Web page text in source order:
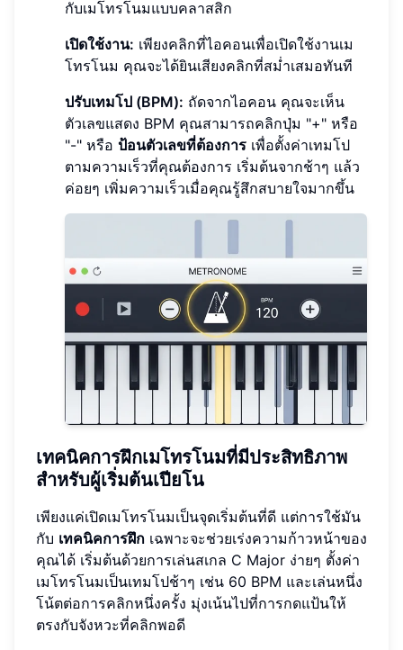
กับเมโทรโนมแบบคลาสสิก
เปิดใช้งาน: เพียงคลิกที่ไอคอนเพื่อเปิดใช้งานเม
โทรโนม คุณจะได้ยินเสียงคลิกที่สม่ำเสมอทันที
ปรับเทมโป (BPM): ถัดจากไอคอน คุณจะเห็น
ตัวเลขแสดง BPM คุณสามารถคลิกปุ่ม "+" หรือ
"-" หรือ ป้อนตัวเลขที่ต้องการ เพื่อตั้งค่าเทมโป
ตามความเร็วที่คุณต้องการ เริ่มต้นจากช้าๆ แล้ว
ค่อยๆ เพิ่มความเร็วเมื่อคุณรู้สึกสบายใจมากขึ้น
เทคนิคการฝึกเมโทรโนมที่มีประสิทธิภาพ
สำหรับผู้เริ่มต้นเปียโน
เพียงแค่เปิดเมโทรโนมเป็นจุดเริ่มต้นที่ดี แต่การใช้มัน
กับ เทคนิคการฝึก เฉพาะจะช่วยเร่งความก้าวหน้าของ
คุณได้ เริ่มต้นด้วยการเล่นสเกล C Major ง่ายๆ ตั้งค่า
เมโทรโนมเป็นเทมโปช้าๆ เช่น 60 BPM และเล่นหนึ่ง
โน้ตต่อการคลิกหนึ่งครั้ง มุ่งเน้นไปที่การกดแป้นให้
ตรงกับจังหวะที่คลิกพอดี